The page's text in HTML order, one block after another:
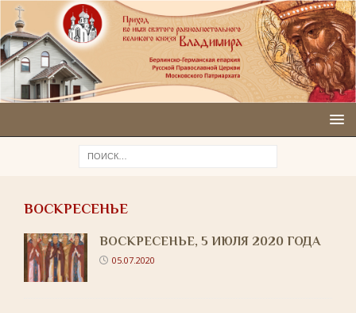
ВОСКРЕСЕНЬЕ
ВОСКРЕСЕНЬЕ, 5 ИЮЛЯ 2020 ГОДА
05.07.2020